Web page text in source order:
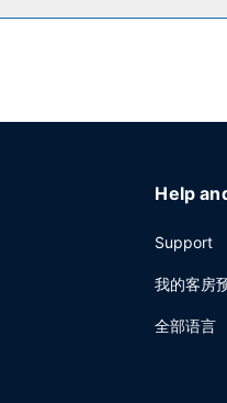
Help
Support
我的客房
全部语言